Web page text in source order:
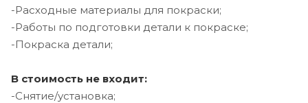
-Расходные материалы для покраски;
-Работы по подготовки детали к покраске;
-Покраска детали;
В стоимость не входит:
-Снятие/установка;